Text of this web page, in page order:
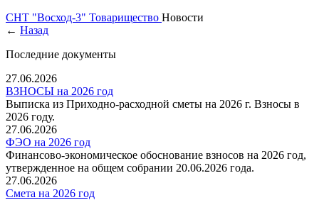
СНТ "Восход-3" Товарищество Новости
← Назад
Последние документы
27.06.2026
ВЗНОСЫ на 2026 год
Выписка из Приходно-расходной сметы на 2026 г. Взносы в
2026 году.
27.06.2026
ФЭО на 2026 год
Финансово-экономическое обоснование взносов на 2026 год,
утвержденное на общем собрании 20.06.2026 года.
27.06.2026
Смета на 2026 год